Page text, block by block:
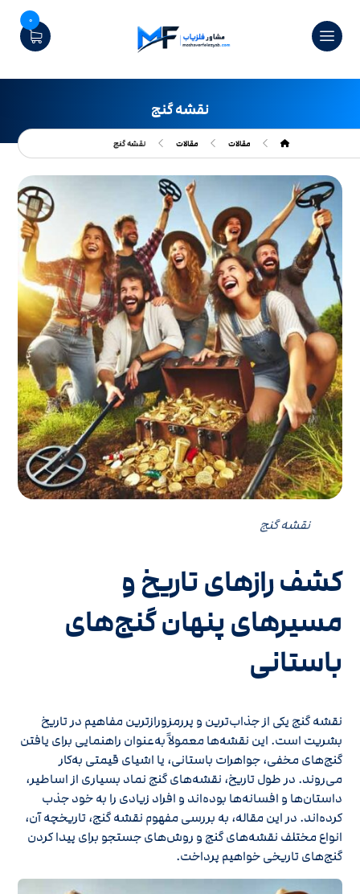
0
نقشه گنج
مقالات مقالات نقشه گنج
نقشه گنج
کشف رازهای تاریخ و
مسیرهای پنهان گنج‌های
باستانی
نقشه گنج یکی از جذاب‌ترین و پررمزورازترین مفاهیم در تاریخ
بشریت است. این نقشه‌ها معمولاً به‌عنوان راهنمایی برای یافتن
گنج‌های مخفی، جواهرات باستانی، یا اشیای قیمتی به‌کار
می‌روند. در طول تاریخ، نقشه‌های گنج نماد بسیاری از اساطیر،
داستان‌ها و افسانه‌ها بوده‌اند و افراد زیادی را به خود جذب
کرده‌اند. در این مقاله، به بررسی مفهوم نقشه گنج، تاریخچه آن،
انواع مختلف نقشه‌های گنج و روش‌های جستجو برای پیدا کردن
گنج‌های تاریخی خواهیم پرداخت.